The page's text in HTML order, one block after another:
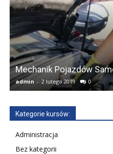
Mechanik Pojazdów
admin - 2 lutego 2019 0
Kategorie kursów:
Administracja
Bez kategorii